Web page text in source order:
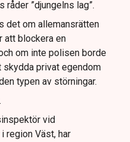
råder ”djungelns lag”.
det om allemansrätten
att blockera en
om inte polisen borde
skydda privat egendom
typen av störningar.
vid
region Väst, har